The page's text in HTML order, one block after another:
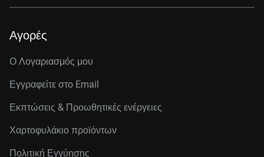
Αγορές
Ο Λογαριασμός μου
Εγγραφείτε στo Email
Εκπτώσεις & Προωθητικές ενέργειες
Χαρτοφυλάκιο προϊόντων
Πολιτική Εγγύησης